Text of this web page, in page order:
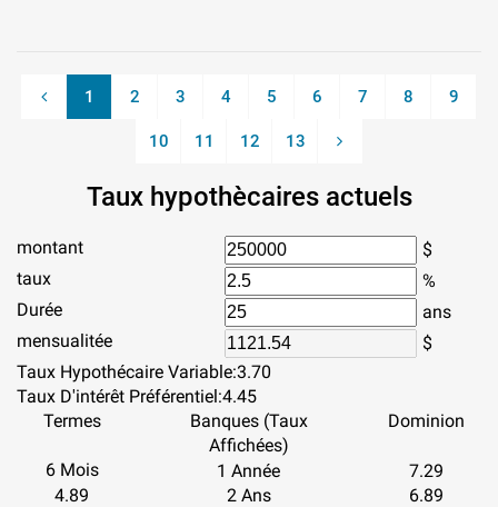
1 2 3 4 5 6 7 8 9
10 11 12 13
Taux hypothècaires actuels
montant
$
taux
%
Durée
ans
mensualitée
$
Taux Hypothécaire Variable:3.70
Taux D'intérêt Préférentiel:4.45
Termes
Banques (Taux
Affichées)
Dominion
6 Mois 1 Année
7.29
4.89
2 Ans
6.89